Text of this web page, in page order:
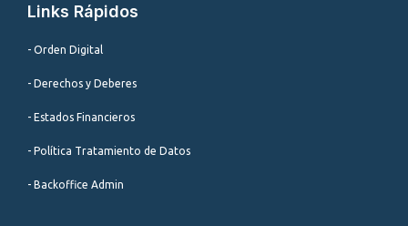
Links Rápidos
- Orden Digital
- Derechos y Deberes
- Estados Financieros
- Política Tratamiento de Datos
- Backoffice Admin